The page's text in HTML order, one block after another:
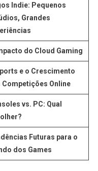
Indie: Pequenos
Grandes
do Cloud Gaming
e o Crescimento
Competições Online
vs. PC: Qual
Futuras para o
dos Games